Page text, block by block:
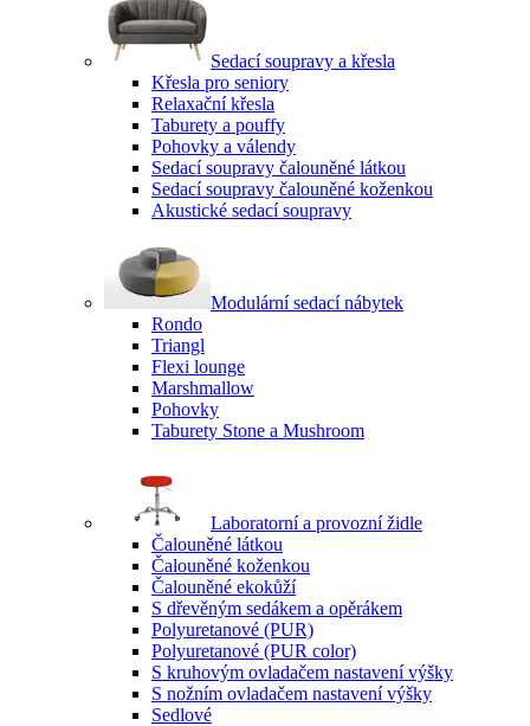
Sedací soupravy a křesla
Křesla pro seniory
Relaxační křesla
Taburety a pouffy
Pohovky a válendy
Sedací soupravy čalouněné látkou
Sedací soupravy čalouněné koženkou
Akustické sedací soupravy
Modulární sedací nábytek
Rondo
Triangl
Flexi lounge
Marshmallow
Pohovky
Taburety Stone a Mushroom
Laboratorní a provozní židle
Čalouněné látkou
Čalouněné koženkou
Čalouněné ekokůží
S dřevěným sedákem a opěrákem
Polyuretanové (PUR)
Polyuretanové (PUR color)
S kruhovým ovladačem nastavení výšky
S nožním ovladačem nastavení výšky
Sedlové